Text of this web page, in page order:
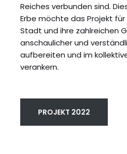
Reiches verbunden sind.
Erbe möchte das Projekt
Stadt und ihre zahlreichen
anschaulicher und
aufbereiten und im
verankern.
PROJEKT 2022